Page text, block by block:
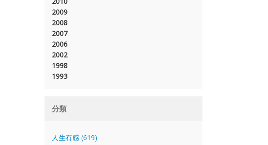
2009
2008
2007
2006
2002
1998
1993
分類
人生有感 (619)